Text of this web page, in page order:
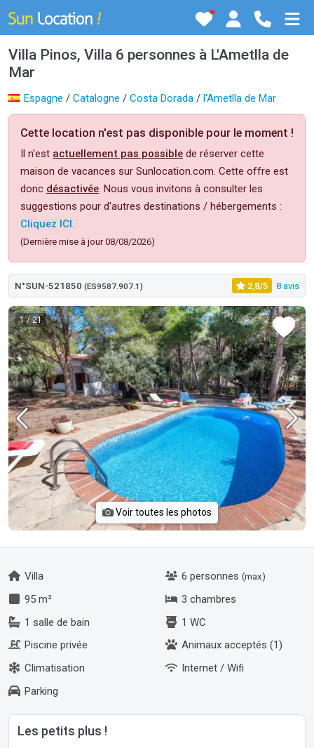
Villa Pinos, Villa 6 personnes à L'Ametlla de
Mar
Espagne / Catalogne / Costa Dorada / l'Ametlla de Mar
Cette location n'est pas disponible pour le moment !
Il n'est actuellement pas possible de réserver cette
maison de vacances sur Sunlocation.com. Cette offre est
donc désactivée. Nous vous invitons à consulter les
suggestions pour d'autres destinations / hébergements :
Cliquez ICI.
(Dernière mise à jour 08/08/2026)
N°SUN-521850 (ES9587.907.1) 2,8/5 8 avis
1/ 21
Voir toutes les photos
Villa 6 personnes (max)
95 m²
3 chambres
1 salle de bain
1 WC
Piscine privée
Animaux acceptés (1)
Climatisation
Internet / Wifi
Parking
Les petits plus !